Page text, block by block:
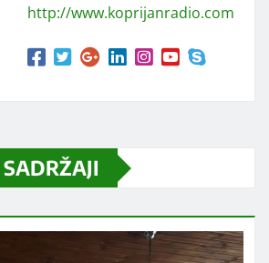
http://www.koprijanradio.com